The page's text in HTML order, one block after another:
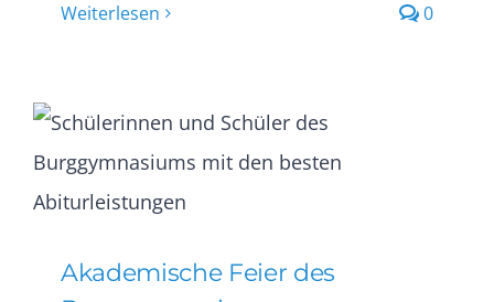
Weiterlesen 0
Akademische Feier des